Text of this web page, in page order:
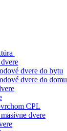
dvere do bytu
dvere do domu
CPL
dvere